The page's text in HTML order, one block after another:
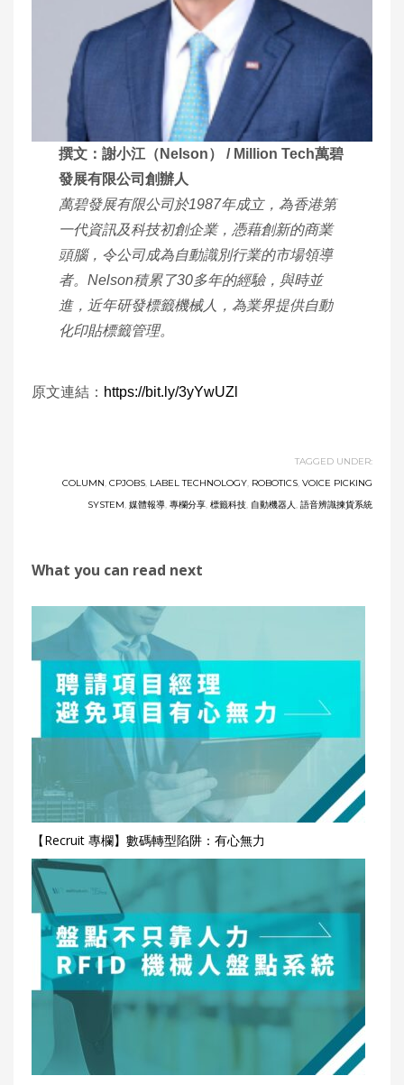
撰文：謝小江（Nelson） / Million Tech萬碧
發展有限公司創辦人
萬碧發展有限公司於1987年成立，為香港第
一代資訊及科技初創企業，憑藉創新的商業
頭腦，令公司成為自動識別行業的市場領導
者。Nelson積累了30多年的經驗，與時並
進，近年研發標籤機械人，為業界提供自動
化印貼標籤管理。
原文連結： https://bit.ly/3yYwUZl
TAGGED UNDER:
COLUMN, CPJOBS, LABEL TECHNOLOGY, ROBOTICS, VOICE PICKING
SYSTEM, 媒體報導, 專欄分享, 標籤科技, 自動機器人, 語音辨識揀貨系統
What you can read next
【Recruit 專欄】數碼轉型陷阱：有心無力